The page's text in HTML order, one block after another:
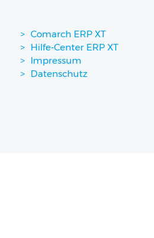
Comarch ERP XT
Hilfe-Center ERP XT
Impressum
Datenschutz